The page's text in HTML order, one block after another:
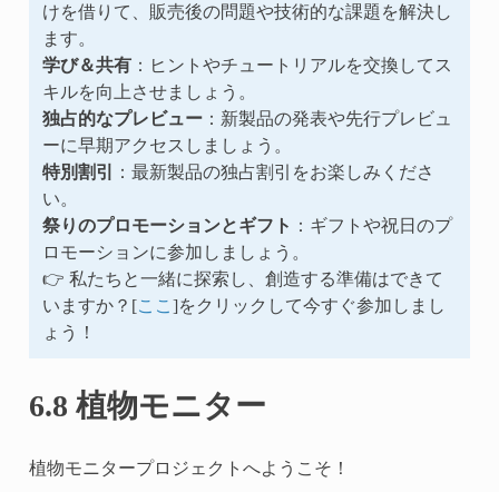
けを借りて、販売後の問題や技術的な課題を解決し
ます。
学び＆共有：ヒントやチュートリアルを交換してス
キルを向上させましょう。
独占的なプレビュー：新製品の発表や先行プレビュ
ーに早期アクセスしましょう。
特別割引
：最新製品の独占割引をお楽しみくださ
い。
祭りのプロモーションとギフト
：ギフトや祝日のプ
ロモーションに参加しましょう。
👉 私たちと一緒に探索し、創造する準備はできて
いますか？[ここ ]をクリックして今すぐ参加しまし
ょう！
6.8 植物モニター
植物モニタープロジェクトへようこそ！